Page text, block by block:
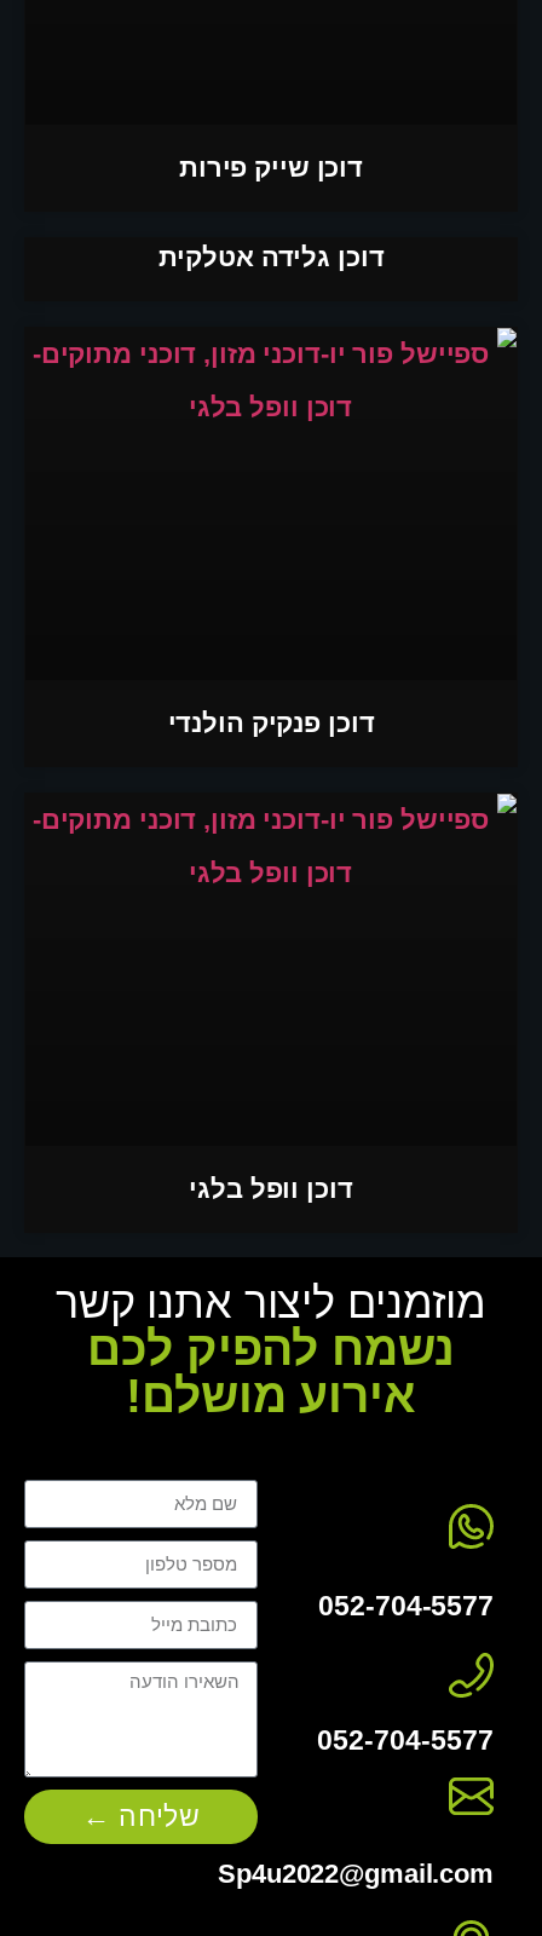
דוכן שייק פירות
דוכן גלידה אטלקית
דוכן פנקיק הולנדי
דוכן וופל בלגי
מוזמנים ליצור אתנו קשר
נשמח להפיק לכם
אירוע מושלם!
052-704-5577
052-704-5577
Sp4u2022@gmail.com
שליחה ←